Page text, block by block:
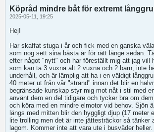
Köpråd mindre båt för extremt
2025-05-11, 19:25
Hej!
Har skaffat stuga i år och fick med en ganska
som nog sett sina bästa år för rätt länge sedan.
efter något "nytt" och har föreställt mig att jag vill
som kan ta 3 vuxna alt 2 vuxna och 2 barn, inte
underhåll, och är lämplig att ha i en väldigt
40 meter ut från vår "strand" innan det blir en
begränsade kunskap styr mig mot nåt i stil med
använt dem en del tidigare och tycker bra om
och köra med en mindre elmotor vid behov. Sjön
längs med mitten blir den hyggligt djup (17 meter
lite trolling men det är inte jättesträckor så tänker
lagom. Kommer inte att vara ute i busväder heller.